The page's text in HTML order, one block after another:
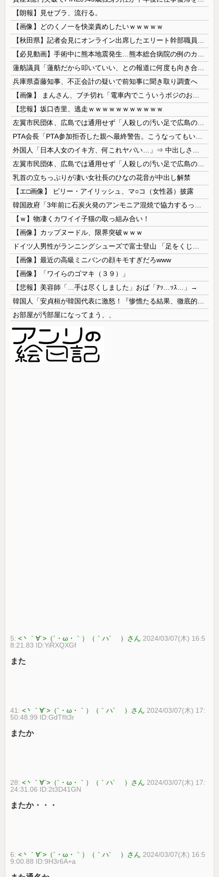
【朗報】見せブラ、流行る。
【画像】どのくノ一を快楽責めしたいｗｗｗｗｗ
兵庫県斎藤知事、不正会計の疑いで前知事に聞き取り調査へ
【悲報】坂口杏里、逃走ｗｗｗｗｗｗｗｗｗｗｗ
乳首の立ちっぷりが凄い女社長のひなの花音が中出し解禁
【エ□画像】 ビリー・アイリッシュ、マ○コ（女性器）披露
【ｗ】物凄くカワイイ子猫の取っ組み合い！
【画像】カップヌードル、限界突破ｗｗｗ
【画像】最近の高級ミニバンの顔キモすぎだろwww
【画像】「ワイらのゴマキ（３９）」
【悲報】美容師「…手は尽くしました」おば「ｱｯ…ｯｽ…」→
お部屋が汚部屋になってまう、、
5:<丶｀∀´>（´・ω・｀）（｀ハ´ ）さん 2024/03/07(木) 16:5
8:21.83 ID:YiRXQXGf
また
41:<丶｀∀´>（´・ω・｀）（｀ハ´ ）さん 2024/03/07(木) 17:
50:48.99 ID:GdTfIt3r
またか
28:<丶｀∀´>（´・ω・｀）（｀ハ´ ）さん 2024/03/07(木) 17:
24:31.06 ID:2t3D41GN
またか・・・
6:<丶｀∀´>（´・ω・｀）（｀ハ´ ）さん 2024/03/07(木) 16:5
9:00.88 ID:9H3r6A+a